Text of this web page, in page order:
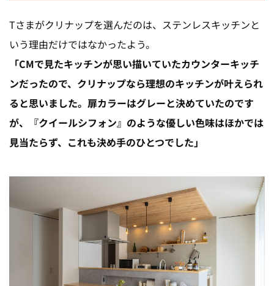
Tさまがクリナップを選んだのは、ステンレスキッチンと
いう理由だけではなかったよう。
「CMで見たキッチンが思い描いていたカウンターキッチ
ンだったので、クリナップなら理想のキッチンが叶えられ
ると思いました。扉カラーはグレーと決めていたのです
が、『クイールシフォン』のような優しい色味はほかでは
見当たらず、これも決め手のひとつでした」